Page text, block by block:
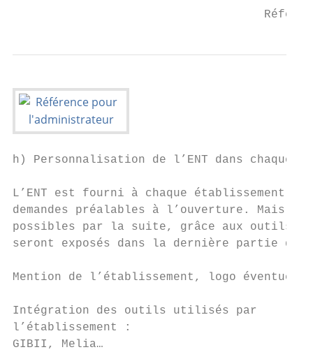
h) Personnalisation de l’ENT dans chaque
L’ENT est fourni à chaque établissement
demandes préalables à l’ouverture. Mais
possibles par la suite, grâce aux outils
seront exposés dans la dernière partie de
Mention de l’établissement, logo
Intégration des outils utilisés par
l’établissement :
GIBII, Melia…